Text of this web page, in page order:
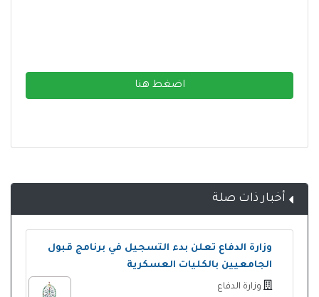
اضغط هنا
أخبار ذات صلة
وزارة الدفاع تعلن بدء التسجيل في برنامج قبول
الجامعيين بالكليات العسكرية
وزارة الدفاع